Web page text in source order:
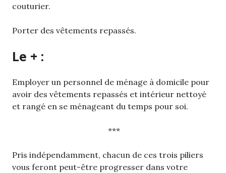
couturier.
Porter des vêtements repassés.
Le + :
Employer un personnel de ménage à domicile pour
avoir des vêtements repassés et intérieur nettoyé
et rangé en se ménageant du temps pour soi.
***
Pris indépendamment, chacun de ces trois piliers
vous feront peut-être progresser dans votre